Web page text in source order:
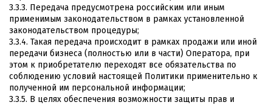
3.3.3. Передача предусмотрена российским или иным
применимым законодательством в рамках установленной
законодательством процедуры;
3.3.4. Такая передача происходит в рамках продажи или иной
передачи бизнеса (полностью или в части) Оператора, при
этом к приобретателю переходят все обязательства по
соблюдению условий настоящей Политики применительно к
полученной им персональной информации;
3.3.5. В целях обеспечения возможности защиты прав и